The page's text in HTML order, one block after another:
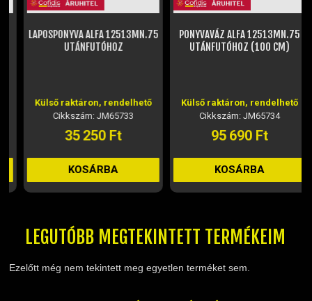
LAPOSPONYVA ALFA 12513MN.75
UTÁNFUTÓHOZ
Külső raktáron, rendelhető
Cikkszám: JM65733
35 250 Ft
KOSÁRBA
PONYVAVÁZ ALFA 12513MN.75
UTÁNFUTÓHOZ (100 CM)
Külső raktáron, rendelhető
Cikkszám: JM65734
95 690 Ft
KOSÁRBA
LEGUTÓBB MEGTEKINTETT TERMÉKEIM
Ezelőtt még nem tekintett meg egyetlen terméket sem.